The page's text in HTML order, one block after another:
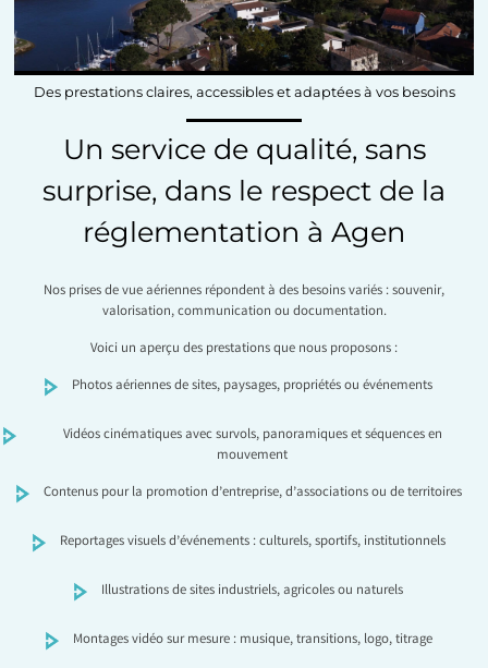
Des prestations claires, accessibles et adaptées à vos besoins
Un service de qualité, sans
surprise, dans le respect de la
réglementation à Agen
Nos prises de vue aériennes répondent à des besoins variés : souvenir,
valorisation, communication ou documentation.
Voici un aperçu des prestations que nous proposons :
Photos aériennes de sites, paysages, propriétés ou événements
Vidéos cinématiques avec survols, panoramiques et séquences en
mouvement
Contenus pour la promotion d’entreprise, d’associations ou de territoires
Reportages visuels d’événements : culturels, sportifs, institutionnels
Illustrations de sites industriels, agricoles ou naturels
Montages vidéo sur mesure : musique, transitions, logo, titrage